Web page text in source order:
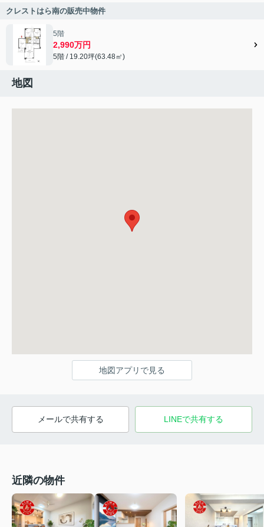
クレストはら南の販売中物件
5階
2,990万円
5階 / 19.20坪(63.48㎡)
地図
地図アプリで見る
メールで共有する LINEで共有する
近隣の物件